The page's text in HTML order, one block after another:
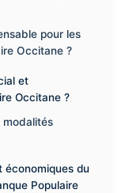
pour les
Occitane ?
et
Occitane ?
modalités
économiques du
Populaire